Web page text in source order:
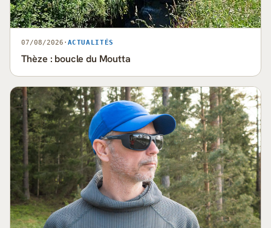
07/08/2026 · ACTUALITÉS
Thèze : boucle du Moutta